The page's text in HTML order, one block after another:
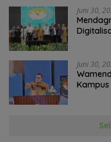
Juni 30,
Juni 30,